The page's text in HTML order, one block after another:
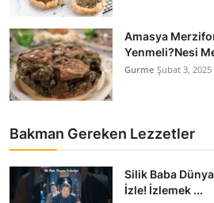
Amasya
Yenmeli?Nesi
Gurme Şubat 3, 2025
Bakman Gereken Lezzetler
Silik Baba
İzle! İzlemek ...